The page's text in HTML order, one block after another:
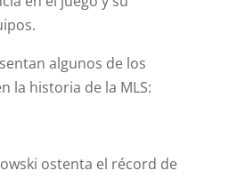
algunos de los
la historia de la MLS:
ostenta el récord de